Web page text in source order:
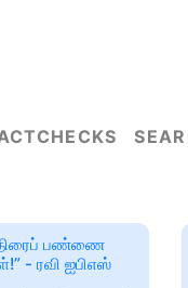
பண்ணை
- ரவி ஐபிஎஸ்